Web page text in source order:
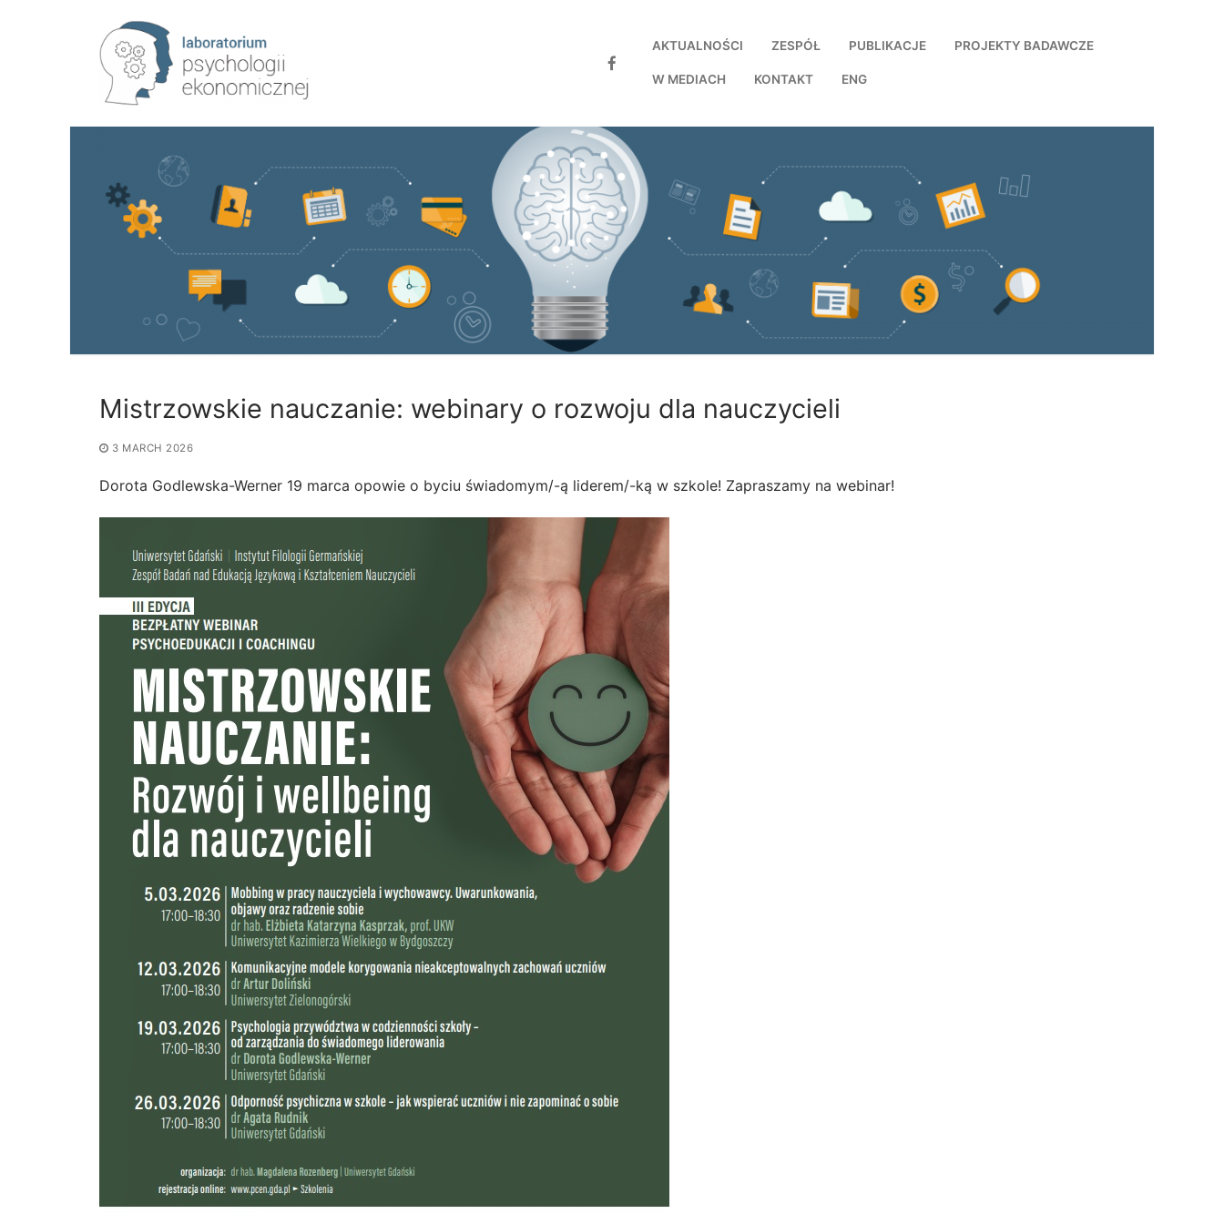
AKTUALNOŚCI ZESPÓŁ PUBLIKACJE PROJEKTY BADAWCZE
W MEDIACH KONTAKT ENG
Mistrzowskie nauczanie: webinary o rozwoju dla nauczycieli
3 MARCH 2026
Dorota Godlewska-Werner 19 marca opowie o byciu świadomym/-ą liderem/-ką w szkole! Zapraszamy na webinar!